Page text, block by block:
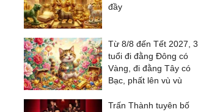
đầy
Từ 8/8 đến Tết 2027, 3
tuổi đi đằng Đông có
Vàng, đi đằng Tây có
Bạc, phất lên vù vù
Trấn Thành tuyên bố